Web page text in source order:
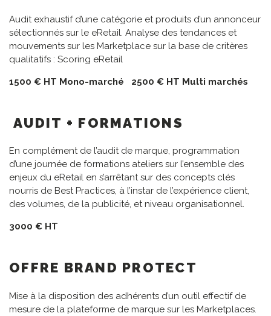
Audit exhaustif d’une catégorie et produits d’un annonceur
sélectionnés sur le eRetail. Analyse des tendances et
mouvements sur les Marketplace sur la base de critères
qualitatifs : Scoring eRetail
1500 € HT Mono-marché 2500 € HT Multi marchés
AUDIT + FORMATIONS
En complément de l’audit de marque, programmation
d’une journée de formations ateliers sur l’ensemble des
enjeux du eRetail en s’arrêtant sur des concepts clés
nourris de Best Practices, à l’instar de l’expérience client,
des volumes, de la publicité, et niveau organisationnel.
3000 € HT
OFFRE BRAND PROTECT
Mise à la disposition des adhérents d’un outil effectif de
mesure de la plateforme de marque sur les Marketplaces.